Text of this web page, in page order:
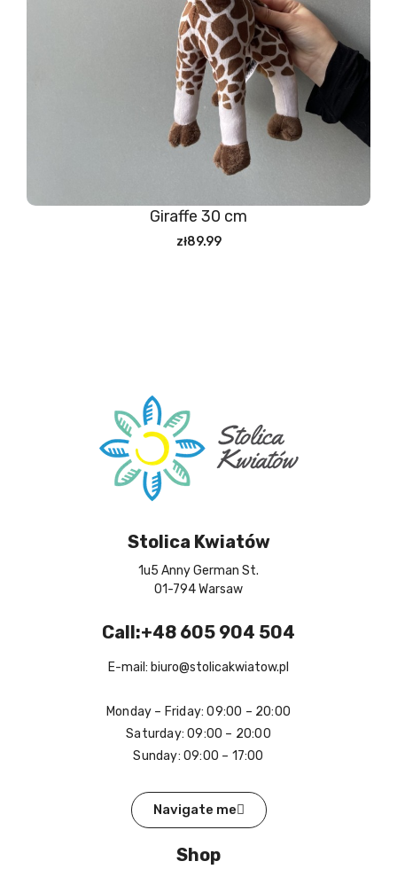
Giraffe 30 cm
zł89.99
Stolica Kwiatów
1u5 Anny German St.
01-794 Warsaw
Call:+48 605 904 504
E-mail: biuro@stolicakwiatow.pl
Monday – Friday: 09:00 – 20:00
Saturday: 09:00 – 20:00
Sunday: 09:00 – 17:00
Navigate me
Shop